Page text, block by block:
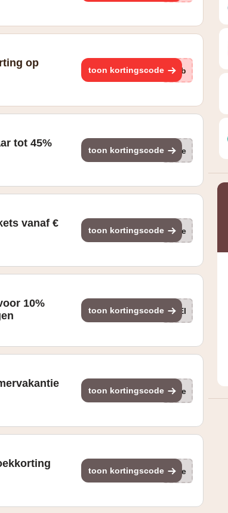
op
toon kortingscode Nub
tot 45%
toon kortingscode (ge
vanaf €
toon kortingscode (ge
10%
toon kortingscode MEI
toon kortingscode (ge
toon kortingscode (ge